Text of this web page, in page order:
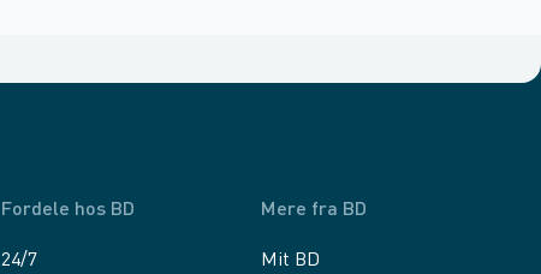
Fordele hos BD
24/7
Mere fra BD
Mit BD